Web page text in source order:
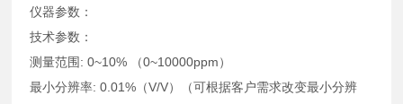
仪器参数：
技术参数：
测量范围: 0~10% （0~10000ppm）
最小分辨率: 0.01%（V/V）（可根据客户需求改变最小分辨